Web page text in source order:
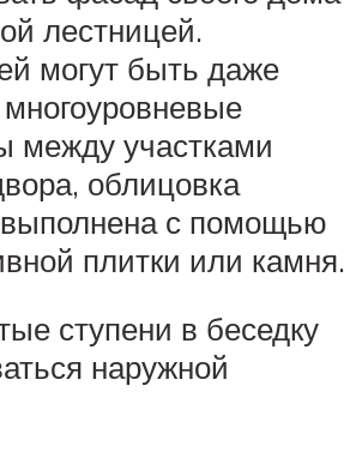
лестницей.
могут быть даже
между участками
облицовка
с помощью
плитки или камня.
ступени в беседку
наружной